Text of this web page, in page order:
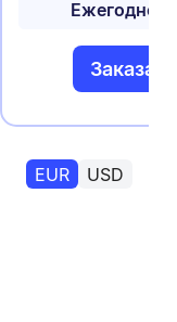
Заказать
EUR USD